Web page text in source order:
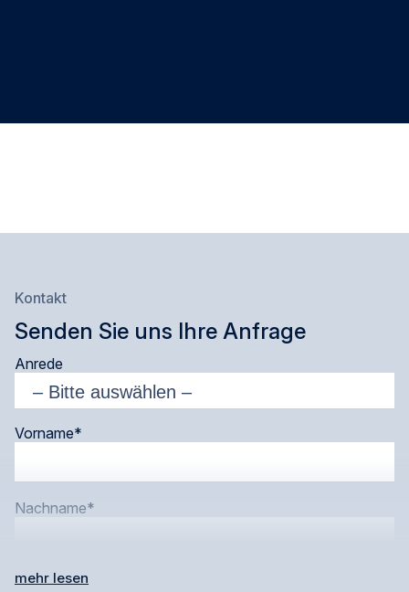
Kontakt
Senden Sie uns Ihre Anfrage
Anrede
Vorname*
lasse
Nachname*
Unternehmen*
mehr lesen